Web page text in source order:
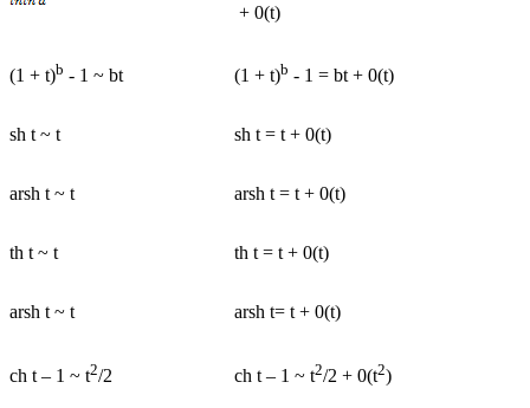
+ 0(t)
(1 + t)b - 1 ~ bt (1 + t)b - 1 = bt + 0(t)
sh t ~ t sh t = t + 0(t)
arsh t ~ t arsh t = t + 0(t)
th t ~ t th t = t + 0(t)
arsh t ~ t arsh t= t + 0(t)
ch t – 1 ~ t2/2 ch t – 1 ~ t2/2 + 0(t2)